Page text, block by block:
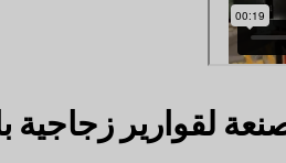
لقوارير زجاجية